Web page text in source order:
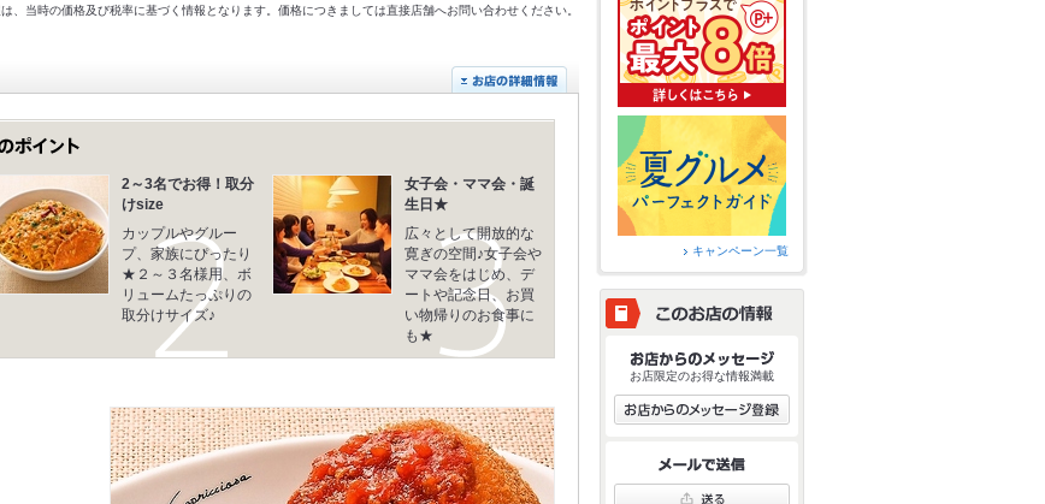
当時の価格及び税率に基づく情報となります。価格につきましては直接店舗へお問い合わせください。
2～3名でお得！取分
けsize
カップルやグルー
プ、家族にぴったり
★２～３名様用、ボ
リュームたっぷりの
取分けサイズ♪
女子会・ママ会・誕
生日★
広々として開放的な
寛ぎの空間♪女子会や
ママ会をはじめ、デ
ートや記念日、お買
い物帰りのお食事に
も★
キャンペーン一覧
お店限定のお得な情報満載